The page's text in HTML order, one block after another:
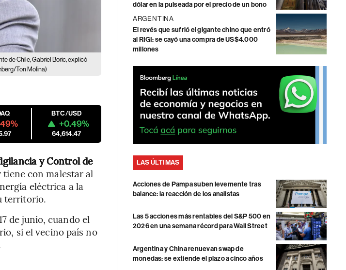
de Chile, Gabriel Boric, explicó
Ton Molina)
BTC/USD
+0.49%
64,614.47
y Control de
tiene con malestar al
eléctrica a la
territorio.
de junio, cuando el
si el vecino país no
dólar en la pulseada por el precio de un bono
ARGENTINA
El revés que sufrió el gigante chino que entró
al RIGI: se cayó una compra de US$4.000
millones
LAS ÚLTIMAS
Acciones de Pampa suben levemente tras
balance: la reacción de los analistas
Las 5 acciones más rentables del S&P 500 en
2026 en una semana récord para Wall Street
Argentina y China renuevan swap de
monedas: se extiende el plazo a cinco años